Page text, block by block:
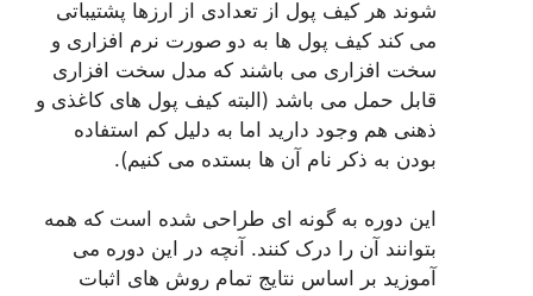
شوند هر کیف پول از تعدادی از ارزها پشتیباتی
می کند کیف پول ها به دو صورت نرم افزاری و
سخت افزاری می باشند که مدل سخت افزاری
قابل حمل می باشد (البته کیف پول های کاغذی و
ذهنی هم وجود دارید اما به دلیل کم استفاده
بودن به ذکر نام آن ها بستده می کنیم).
این دوره به گونه ای طراحی شده است که همه
بتوانند آن را درک کنند. آنچه در این دوره می
آموزید بر اساس نتایج تمام روش های اثبات